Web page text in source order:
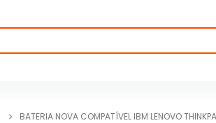
BATERIA NOVA COMPATÍVEL IBM LENOVO